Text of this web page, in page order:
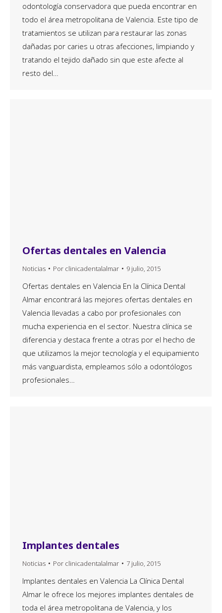
odontología conservadora que pueda encontrar en
todo el área metropolitana de Valencia. Este tipo de
tratamientos se utilizan para restaurar las zonas
dañadas por caries u otras afecciones, limpiando y
tratando el tejido dañado sin que este afecte al
resto del…
Ofertas dentales en Valencia
Noticias Por clinicadentalalmar 9 julio, 2015
Ofertas dentales en Valencia En la Clínica Dental
Almar encontrará las mejores ofertas dentales en
Valencia llevadas a cabo por profesionales con
mucha experiencia en el sector. Nuestra clínica se
diferencia y destaca frente a otras por el hecho de
que utilizamos la mejor tecnología y el equipamiento
más vanguardista, empleamos sólo a odontólogos
profesionales…
Implantes dentales
Noticias Por clinicadentalalmar 7 julio, 2015
Implantes dentales en Valencia La Clínica Dental
Almar le ofrece los mejores implantes dentales de
toda el área metropolitana de Valencia, y los